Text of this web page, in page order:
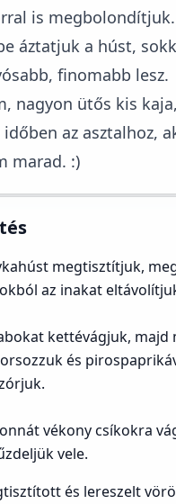
is megbolondítjuk.
áztatjuk a húst,
finomabb lesz.
nagyon ütős kis
az asztalhoz,
marad. :)
megtisztítjuk,
az inakat
kettévágjuk, majd
és
vékony csíkokra
vele.
és lereszelt